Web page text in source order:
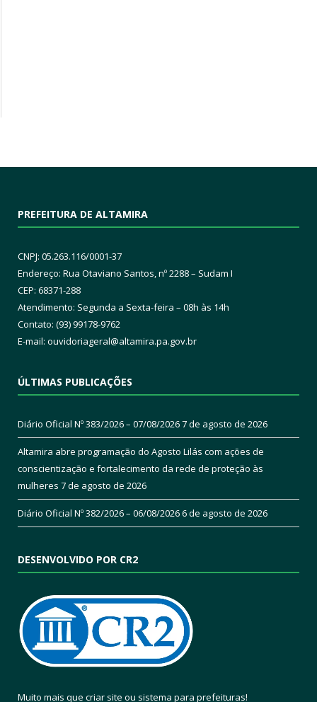
PREFEITURA DE ALTAMIRA
CNPJ: 05.263.116/0001-37
Endereço: Rua Otaviano Santos, nº 2288 – Sudam I
CEP: 68371-288
Atendimento: Segunda a Sexta-feira – 08h às 14h
Contato: (93) 99178-9762
E-mail: ouvidoriageral@altamira.pa.gov.br
ÚLTIMAS PUBLICAÇÕES
Diário Oficial Nº 383/2026 – 07/08/20267 de agosto de 2026
Altamira abre programação do Agosto Lilás com ações de
conscientização e fortalecimento da rede de proteção às
mulheres 7 de agosto de 2026
Diário Oficial Nº 382/2026 – 06/08/20266 de agosto de 2026
DESENVOLVIDO POR CR2
Muito mais que criar site ou sistema para prefeituras!